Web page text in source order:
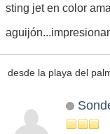
sting jet en color
desde la playa del